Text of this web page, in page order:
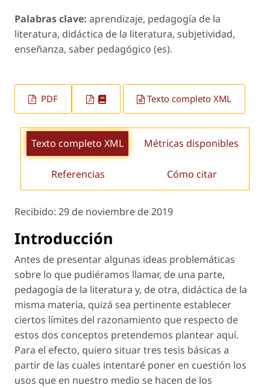
Palabras clave: aprendizaje, pedagogía de la
literatura, didáctica de la literatura, subjetividad,
enseñanza, saber pedagógico (es).
PDF Texto completo XML
Texto completo XML Métricas disponibles
Referencias Cómo citar
Recibido: 29 de noviembre de 2019
Introducción
Antes de presentar algunas ideas problemáticas
sobre lo que pudiéramos llamar, de una parte,
pedagogía de la literatura y, de otra, didáctica de la
misma materia, quizá sea pertinente establecer
ciertos límites del razonamiento que respecto de
estos dos conceptos pretendemos plantear aquí.
Para el efecto, quiero situar tres tesis básicas a
partir de las cuales intentaré poner en cuestión los
usos que en nuestro medio se hacen de los